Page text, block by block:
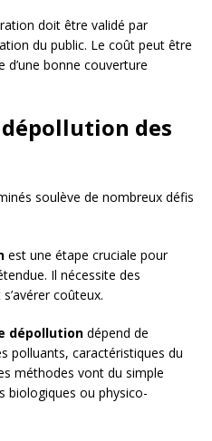
doit être validé par
du public. Le coût peut être
d’une bonne couverture
des
soulève de nombreux défis
est une étape cruciale pour
Il nécessite des
coûteux.
dépollution dépend de
polluants, caractéristiques du
méthodes vont du simple
biologiques ou physico-